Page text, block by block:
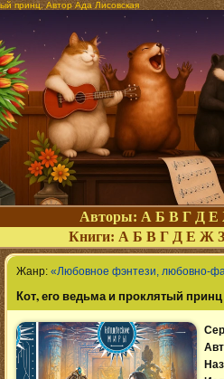
принц. Автор Ада Лисовская
Авторы: А Б В Г Д Е
Книги: А Б В Г Д Е Ж З
Жанр: «Любовное фэнтези, любовно-
Кот, его ведьма и проклятый принц